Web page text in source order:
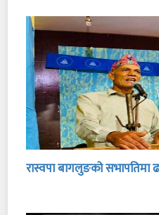
रास्वपा बागलुङको सभापतिमा